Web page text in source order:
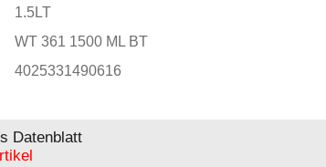
1.5LT
WT 361 1500 ML BT
4025331490616
Datenblatt